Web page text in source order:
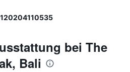
bei The
Bali